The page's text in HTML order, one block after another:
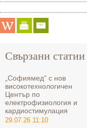
Свързани статии
„Софиямед“ с нов
високотехнологичен
Център по
електрофизиология и
кардиостимулация
29.07.26 11:10